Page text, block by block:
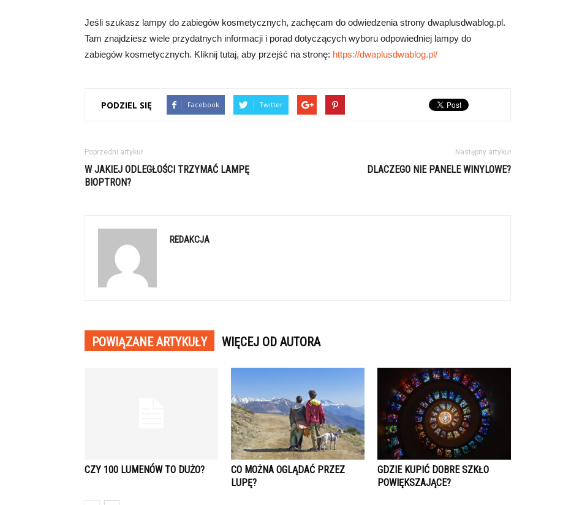
Jeśli szukasz lampy do zabiegów kosmetycznych, zachęcam do odwiedzenia strony dwaplusdwablog.pl.
Tam znajdziesz wiele przydatnych informacji i porad dotyczących wyboru odpowiedniej lampy do
zabiegów kosmetycznych. Kliknij tutaj, aby przejść na stronę: https://dwaplusdwablog.pl/
PODZIEL SIĘ Facebook Twitter
Poprzedni artykuł
W JAKIEJ ODLEGŁOŚCI TRZYMAĆ LAMPĘ
BIOPTRON?
Następny artykuł
DLACZEGO NIE PANELE WINYLOWE?
REDAKCJA
POWIĄZANE ARTYKUŁY WIĘCEJ OD AUTORA
CZY 100 LUMENÓW TO DUŻO?
CO MOŻNA OGLĄDAĆ PRZEZ
LUPĘ?
GDZIE KUPIĆ DOBRE SZKŁO
POWIĘKSZAJĄCE?